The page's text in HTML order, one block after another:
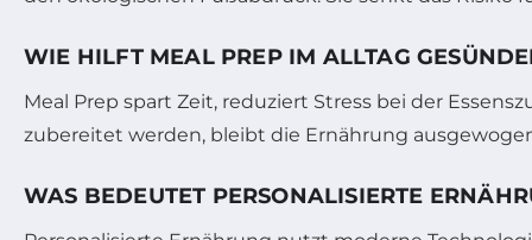
WIE HILFT MEAL PREP IM ALLTAG
Meal Prep spart Zeit, reduziert Stress bei der
zubereitet werden, bleibt die Ernährung
WAS BEDEUTET PERSONALISIERTE